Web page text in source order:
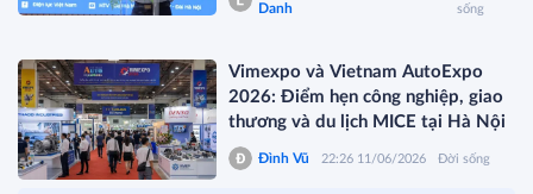
Danh
sống
Vimexpo và Vietnam AutoExpo
2026: Điểm hẹn công nghiệp, giao
thương và du lịch MICE tại Hà Nội
Đình Vũ 22:26 11/06/2026 Đời sống